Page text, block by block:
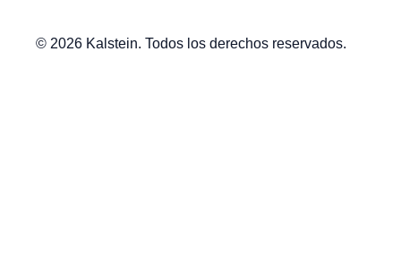
© 2026 Kalstein. Todos los derechos reservados.